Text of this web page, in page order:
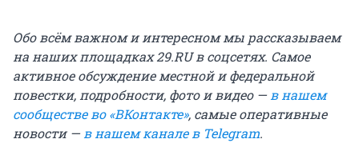
Обо всём важном и интересном мы рассказываем
на наших площадках 29.RU в соцсетях. Самое
активное обсуждение местной и федеральной
повестки, подробности, фото и видео —в нашем
сообществе во «ВКонтакте», самые оперативные
новости —в нашем канале в Telegram.